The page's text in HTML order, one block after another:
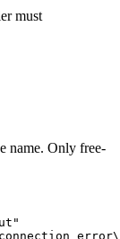
must
name. Only free-
"
connection error